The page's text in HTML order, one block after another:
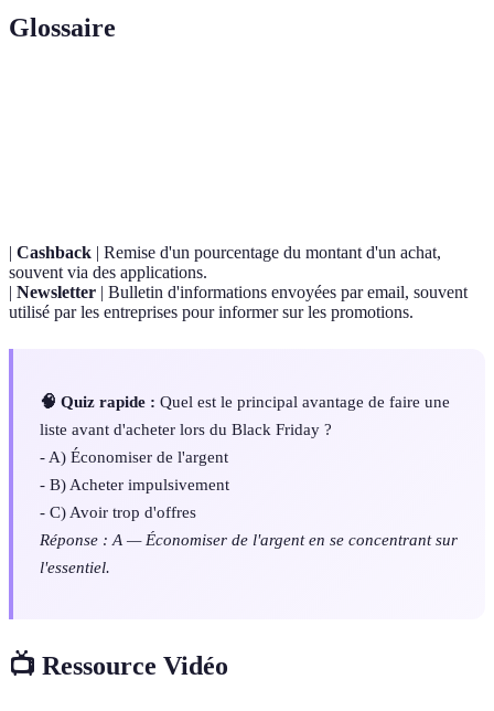
Glossaire
| Cashback | Remise d'un pourcentage du montant d'un achat,
souvent via des applications.
| Newsletter | Bulletin d'informations envoyées par email, souvent
utilisé par les entreprises pour informer sur les promotions.
🧠 Quiz rapide : Quel est le principal avantage de faire une
liste avant d'acheter lors du Black Friday ?
- A) Économiser de l'argent
- B) Acheter impulsivement
- C) Avoir trop d'offres
Réponse : A — Économiser de l'argent en se concentrant sur
l'essentiel.
📺 Ressource Vidéo